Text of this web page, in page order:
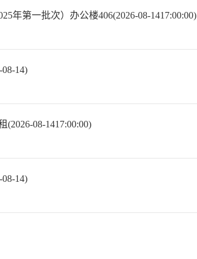
年第一批次）办公楼406(2026-08-1417:00:00)
14)
08-1417:00:00)
14)